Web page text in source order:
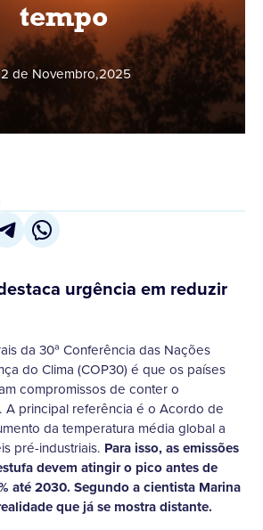
tempo
de Novembro,2025
urgência em reduzir
da 30ª Conferência das Nações
do Clima (COP30) é que os países
compromissos de conter o
A principal referência é o Acordo de
da temperatura média global a
pré-industriais. Para isso, as emissões
devem atingir o pico antes de
até 2030. Segundo a cientista Marina
que já se mostra distante.